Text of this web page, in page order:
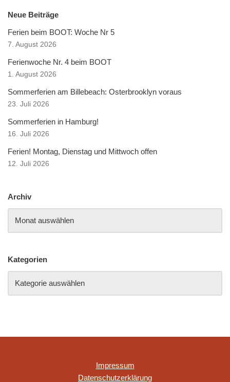
Neue Beiträge
Ferien beim BOOT: Woche Nr 5
7. August 2026
Ferienwoche Nr. 4 beim BOOT
1. August 2026
Sommerferien am Billebeach: Osterbrooklyn voraus
23. Juli 2026
Sommerferien in Hamburg!
16. Juli 2026
Ferien! Montag, Dienstag und Mittwoch offen
12. Juli 2026
Archiv
Kategorien
Impressum
Datenschutzerklärung